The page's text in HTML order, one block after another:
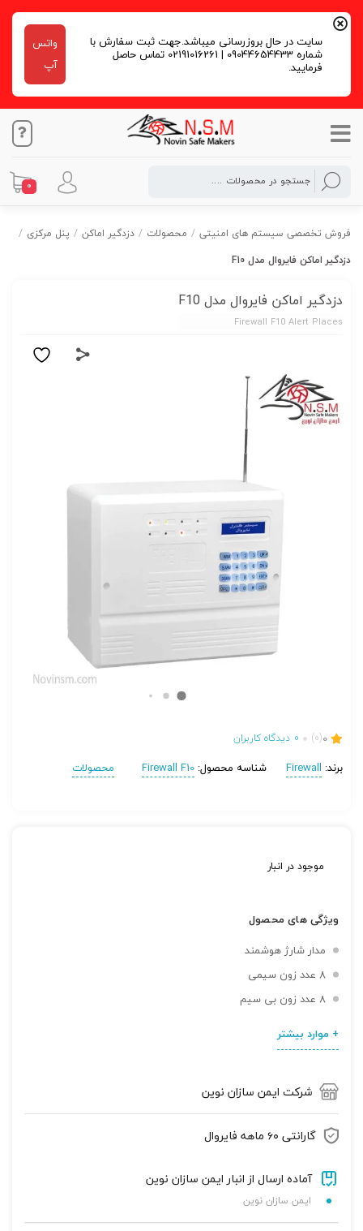
سایت در حال بروزرسانی میباشد.جهت ثبت سفارش با
شماره 09044654433 | 02191016261 تماس حاصل
فرمایید.
واتس
آپ
0
فروش تخصصی سیستم های امنیتی / محصولات / دزدگیر اماکن / پنل مرکزی /
دزدگیر اماکن فایروال مدل F10
دزدگیر اماکن فایروال مدل F10
Firewall F10 Alert Places
0
(0)
0 دیدگاه کاربران
برند: Firewall شناسه محصول: Firewall F10 محصولات
موجود در انبار
ویژگی های محصول
مدار شارژ هوشمند
8 عدد زون سیمی
8 عدد زون بی سیم
+ موارد بیشتر
شرکت ایمن سازان نوین
گارانتی ۶۰ ماهه فایروال
آماده ارسال از انبار ایمن سازان نوین
ایمن سازان نوین